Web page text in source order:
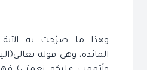
وهذا ما صرّحت به الآية
المائدة، وهي قوله